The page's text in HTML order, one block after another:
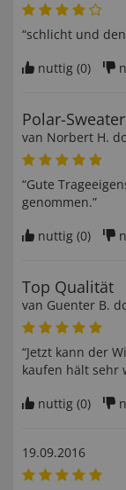
“schlicht und
nuttig (0)
Polar-
van Norbert H.
“Gute
genommen.”
nuttig (0)
Top Qualität
van Guenter B.
“Jetzt kann der
kaufen hält sehr
nuttig (0)
19.09.2016